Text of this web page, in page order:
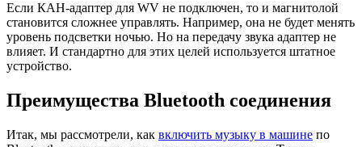
Если КАН-адаптер для WV не подключен, то и магнитолой
становится сложнее управлять. Например, она не будет менять
уровень подсветки ночью. Но на передачу звука адаптер не
влияет. И стандартно для этих целей используется штатное
устройство.
Преимущества Bluetooth соединения
Итак, мы рассмотрели, как включить музыку в машине по